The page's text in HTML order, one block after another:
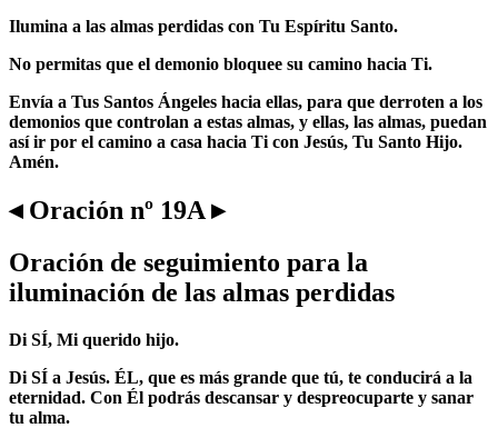
Ilumina a las almas perdidas con Tu Espíritu Santo.
No permitas que el demonio bloquee su camino hacia Ti.
Envía a Tus Santos Ángeles hacia ellas, para que derroten a los
demonios que controlan a estas almas, y ellas, las almas, puedan
así ir por el camino a casa hacia Ti con Jesús, Tu Santo Hijo.
Amén.
◂ Oración nº 19A ▸
Oración de seguimiento para la
iluminación de las almas perdidas
Di SÍ, Mi querido hijo.
Di SÍ a Jesús. ÉL, que es más grande que tú, te conducirá a la
eternidad. Con Él podrás descansar y despreocuparte y sanar
tu alma.